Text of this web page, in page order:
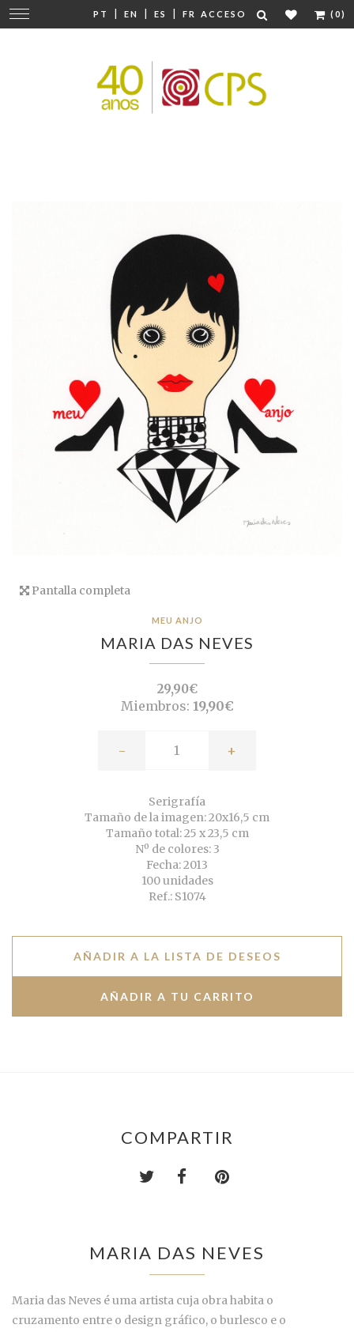
PT | EN | ES | FR ACCESO (0)
Cambiar
navegación
Pantalla completa
MEU ANJO
MARIA DAS NEVES
29,90€
Miembros: 19,90€
- +
Serigrafía
Tamaño de la imagen: 20x16,5 cm
Tamaño total: 25 x 23,5 cm
Nº de colores: 3
Fecha: 2013
100 unidades
Ref.: S1074
AÑADIR A LA LISTA DE DESEOS
COMPARTIR
MARIA DAS NEVES
Maria das Neves é uma artista cuja obra habita o
cruzamento entre o design gráfico, o burlesco e o